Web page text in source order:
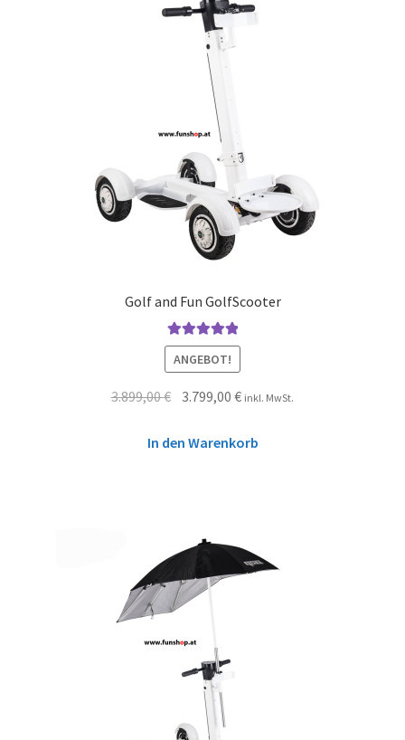
Golf and Fun GolfScooter
Bewertet mit
5.00von 5
ANGEBOT!
3.899,00€ 3.799,00€ inkl. MwSt.
In den Warenkorb